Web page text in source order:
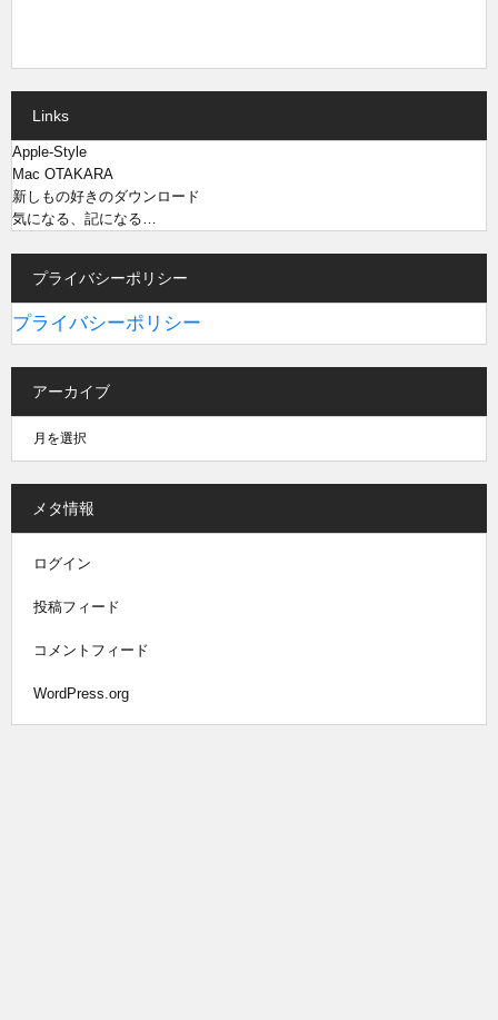
Links
Apple-Style
Mac OTAKARA
新しもの好きのダウンロード
気になる、記になる…
プライバシーポリシー
プライバシーポリシー
アーカイブ
メタ情報
ログイン
投稿フィード
コメントフィード
WordPress.org